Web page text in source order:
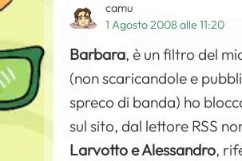
camu
1 Agosto 2008 alle 11:20
Barbara, è un filtro del
(non scaricandole e
spreco di banda) ho
sul sito, dal lettore RSS
Larvotto e Alessandro,